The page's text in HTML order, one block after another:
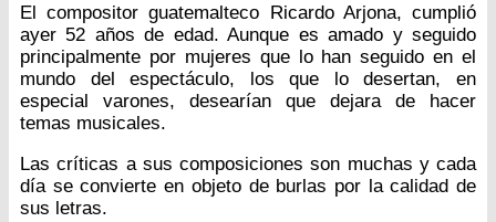
El compositor guatemalteco Ricardo Arjona, cumplió
ayer 52 años de edad. Aunque es amado y seguido
principalmente por mujeres que lo han seguido en el
mundo del espectáculo, los que lo desertan, en
especial varones, desearían que dejara de hacer
temas musicales.
Las críticas a sus composiciones son muchas y cada
día se convierte en objeto de burlas por la calidad de
sus letras.